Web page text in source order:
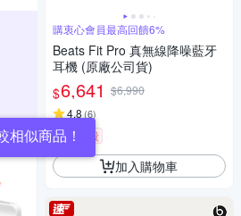
購衷心會員最高回饋6%
Beats Fit Pro 真無線降噪藍牙
耳機 (原廠公司貨)
$6,641 $6,990
4.8(6)
限時下殺
加入購物車